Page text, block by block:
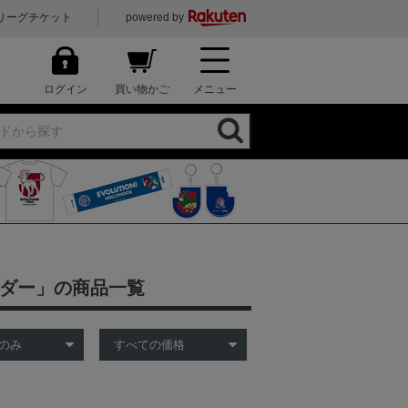
ーグチケット powered by
ログイン 買い物かご メニュー
ー」の商品一覧